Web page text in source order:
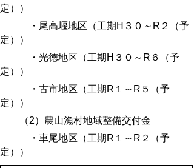
定））
・尾高堰地区（工期H３０～R２（予
定））
・光徳地区（工期H３０～R６（予
定））
・古市地区（工期R１～R５（予
定））
（2）農山漁村地域整備交付金
・車尾地区（工期R１～R２（予
定））